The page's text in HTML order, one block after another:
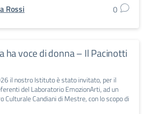
Rossi 0
ha voce di donna – Il Pacinotti
il nostro Istituto è stato invitato, per il
del Laboratorio EmozionArti, ad un
Culturale Candiani di Mestre, con lo scopo di